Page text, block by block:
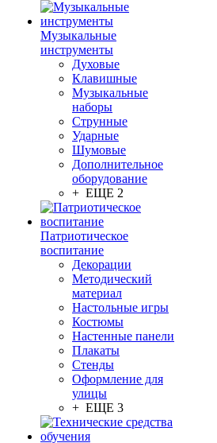
Музыкальные
инструменты
Духовые
Клавишные
Музыкальные
наборы
Струнные
Ударные
Шумовые
Дополнительное
оборудование
+ ЕЩЕ 2
Патриотическое
воспитание
Декорации
Методический
материал
Настольные игры
Костюмы
Настенные панели
Плакаты
Стенды
Оформление для
улицы
+ ЕЩЕ 3